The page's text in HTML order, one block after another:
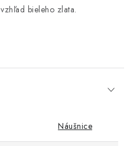
vzhľad bieleho zlata.
Náušnice